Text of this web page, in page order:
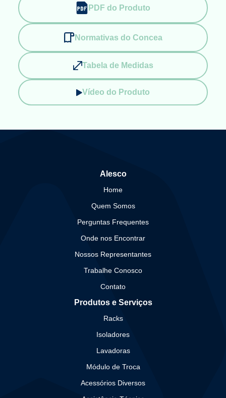
PDF do Produto
Normativas do Concea
Tabela de Medidas
Vídeo do Produto
Alesco
Home
Quem Somos
Perguntas Frequentes
Onde nos Encontrar
Nossos Representantes
Trabalhe Conosco
Contato
Produtos e Serviços
Racks
Isoladores
Lavadoras
Módulo de Troca
Acessórios Diversos